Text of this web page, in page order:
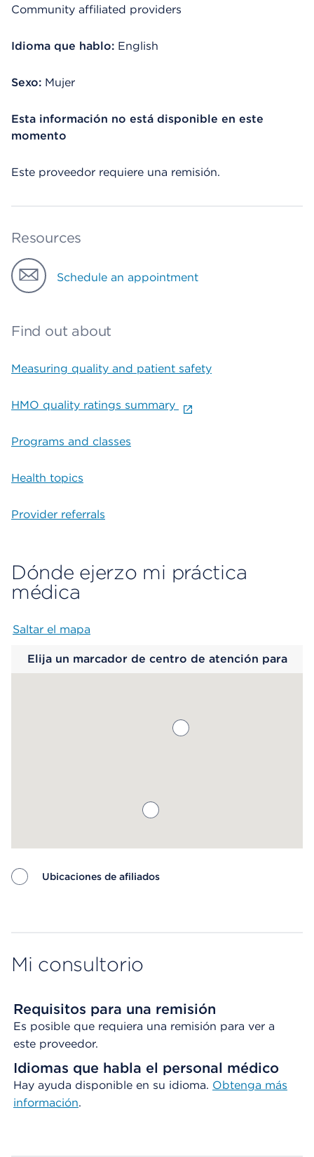
Community affiliated providers
Idioma que hablo: English
Sexo: Mujer
Esta información no está disponible en este
momento
Este proveedor requiere una remisión.
Resources
Schedule an appointment
Find out about
Measuring quality and patient safety
HMO quality ratings summary
Programs and classes
Health topics
Provider referrals
Dónde ejerzo mi práctica
médica
Saltar el mapa
Elija un marcador de centro de atención para
Ubicaciones de afiliados
Mi consultorio
Requisitos para una remisión
Es posible que requiera una remisión para ver a
este proveedor.
Idiomas que habla el personal médico
Hay ayuda disponible en su idioma. Obtenga más
información.